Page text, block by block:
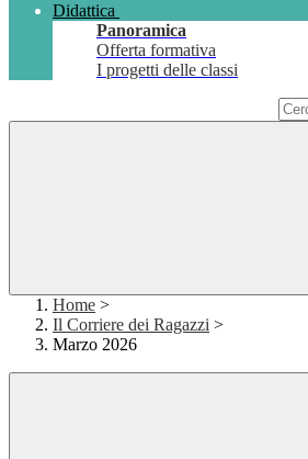
Didattica
Panoramica
Offerta formativa
I progetti delle classi
Home >
Il Corriere dei Ragazzi >
Marzo 2026